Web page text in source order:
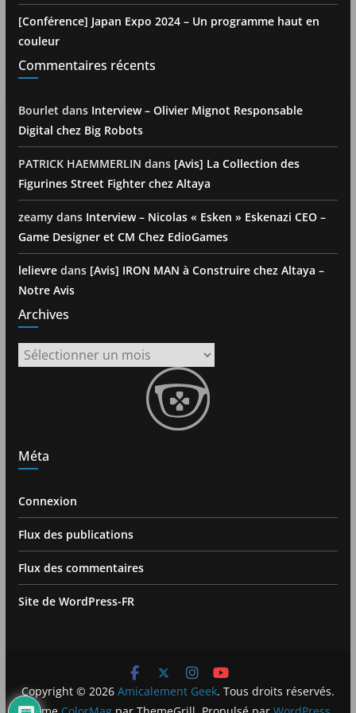
[Conférence] Japan Expo 2024 – Un programme haut en
couleur
Commentaires récents
Bourlet dans Interview – Olivier Mignot Responsable
Digital chez Big Robots
PATRICK HAEMMERLIN dans [Avis] La Collection des
Figurines Street Fighter chez Altaya
zeamydans Interview – Nicolas « Esken » Eskenazi CEO –
Game Designer et CM Chez EdioGames
lelievredans [Avis] IRON MAN à Construire chez Altaya –
Notre Avis
Archives
Archives
Méta
Connexion
Flux des publications
Flux des commentaires
Site de WordPress-FR
Copyright © 2026 Amicalement Geek. Tous droits réservés.